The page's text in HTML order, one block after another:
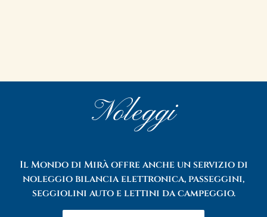
Noleggi
Il Mondo di Mirà offre anche un servizio di
noleggio bilancia elettronica, passeggini,
seggiolini auto e lettini da campeggio.